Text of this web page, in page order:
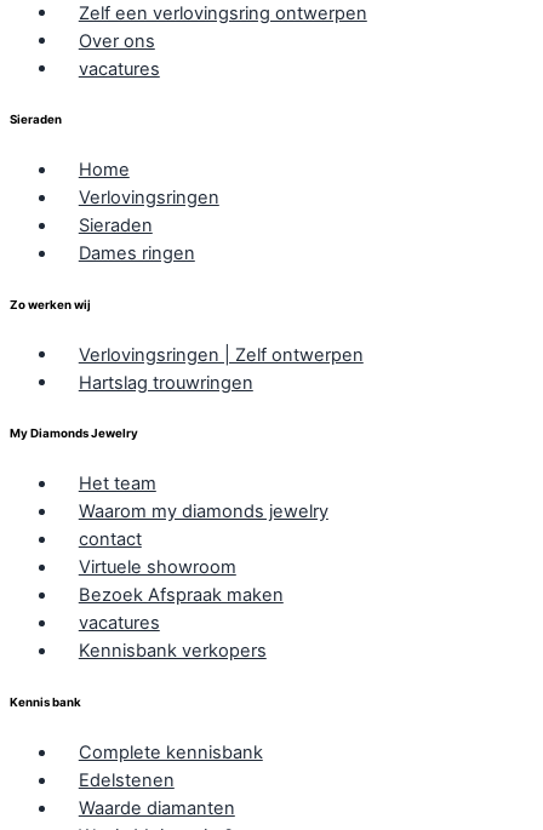
Zelf een verlovingsring ontwerpen
Over ons
vacatures
Sieraden
Home
Verlovingsringen
Sieraden
Dames ringen
Zo werken wij
Verlovingsringen | Zelf ontwerpen
Hartslag trouwringen
My Diamonds Jewelry
Het team
Waarom my diamonds jewelry
contact
Virtuele showroom
Bezoek Afspraak maken
vacatures
Kennisbank verkopers
Kennis bank
Complete kennisbank
Edelstenen
Waarde diamanten